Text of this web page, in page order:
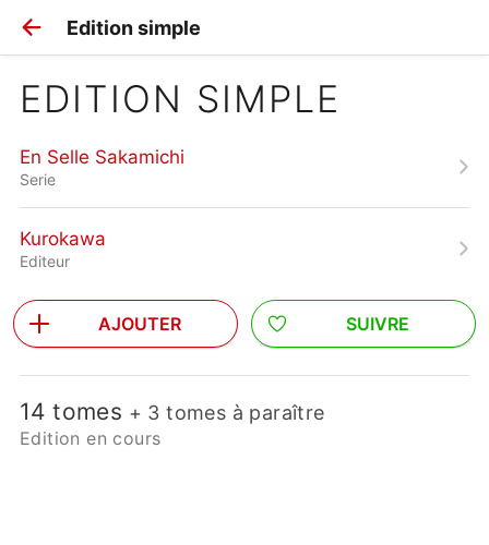
Edition simple
EDITION SIMPLE
En Selle Sakamichi
Serie
Kurokawa
Editeur
AJOUTER SUIVRE
14 tomes + 3 tomes à paraître
Edition en cours